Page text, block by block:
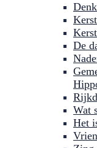
De
Wat
Het